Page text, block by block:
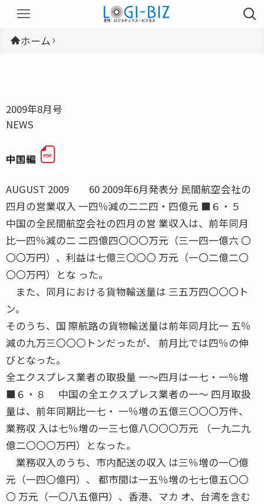
ホーム
2009年8月号
NEWS
中国編
AUGUST 2009 60 2009年6月発表分 民間航空会社の
四月の営業収入 一四％減の二二四・四億元 ■６・５
中国の全民間航空会社の四月の営 業収入は、前年同月
比一四％減の二 二四億四〇〇〇万元（三一四一億六 〇
〇〇万円）、利益は七億三〇〇〇 万元（一〇二億二〇
〇〇万円）とな った。
また、同月における貨物輸送量は 三五万四〇〇〇ト
ン。
そのうち、国 際航路の貨物輸送量は前年同月比一 五％
減の九万三〇〇〇トンだったが、 前月比では四％の伸
びとなった。
全エクスプレス業者の取扱量 一〜四月は一七・一％増
■６・８ 中国の全エクスプレス業者の一〜 四月取扱
量は、前年同期比一七・ 一％増の五億三〇〇〇万件、
業務収 入は七％増の一三七億八〇〇〇万元 （一九二九
億二〇〇〇万円）となった。
業務収入のうち、市内配送の収入 は三％増の一〇億
元（一四〇億円）、 都市間は一五％増の七七億五〇〇
〇 万元（一〇八五億円）、香港、マカ オ、台湾を含む